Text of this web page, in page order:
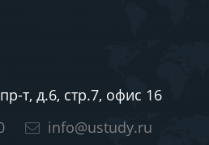
т, д.6, стр.7, офис 16
info@ustudy.ru